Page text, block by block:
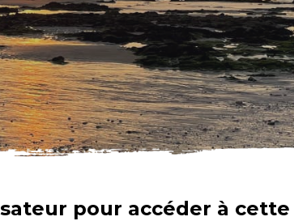
pour accéder à cette